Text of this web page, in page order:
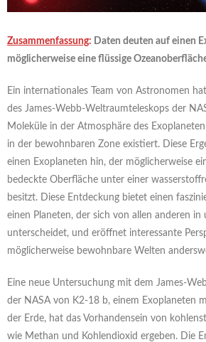
Zusammenfassung: Daten deuten auf einen
möglicherweise eine flüssige
Ein internationales Team von Astronomen
des James-Webb-Weltraumteleskops der
Moleküle in der Atmosphäre des Exoplaneten
in der bewohnbaren Zone existiert. Diese
einen Exoplaneten hin, der möglicherweise
bedeckte Oberfläche unter einer
besitzt. Diese Entdeckung bietet einen
einen Planeten, der sich von allen anderen in
unterscheidet, und eröffnet interessante
möglicherweise bewohnbare Welten
Eine neue Untersuchung mit dem James-
der NASA von K2-18 b, einem Exoplaneten
der Erde, hat das Vorhandensein von
wie Methan und Kohlendioxid ergeben. Die